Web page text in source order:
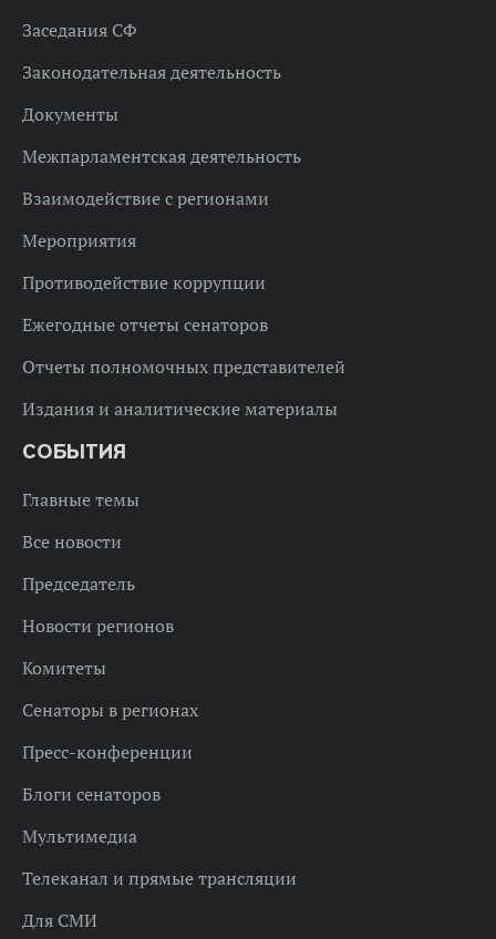
Заседания СФ
Законодательная деятельность
Документы
Межпарламентская деятельность
Взаимодействие с регионами
Мероприятия
Противодействие коррупции
Ежегодные отчеты сенаторов
Отчеты полномочных представителей
Издания и аналитические материалы
СОБЫТИЯ
Главные темы
Все новости
Председатель
Новости регионов
Комитеты
Сенаторы в регионах
Пресс-конференции
Блоги сенаторов
Мультимедиа
Телеканал и прямые трансляции
Для СМИ